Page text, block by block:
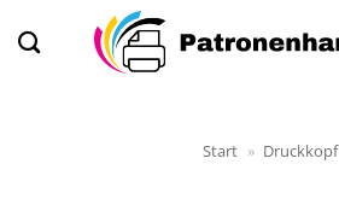
Inhalt
Start » Druckkopf